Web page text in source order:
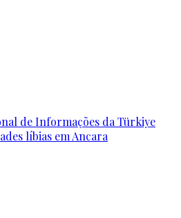
de Informações da Türkiye
líbias em Ancara